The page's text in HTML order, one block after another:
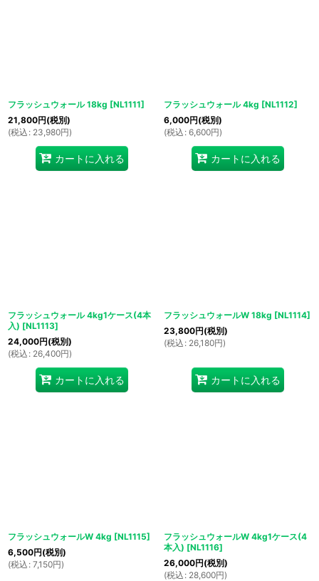
フラッシュウォール 18kg [NL1111]
21,800円(税別)
(税込 : 23,980円)
カートに入れる
フラッシュウォール 4kg [NL1112]
6,000円(税別)
(税込 : 6,600円)
カートに入れる
フラッシュウォール 4kg1ケース(4本
入) [NL1113]
24,000円(税別)
(税込 : 26,400円)
カートに入れる
フラッシュウォールW 18kg [NL1114]
23,800円(税別)
(税込 : 26,180円)
カートに入れる
フラッシュウォールW 4kg [NL1115]
6,500円(税別)
(税込 : 7,150円)
フラッシュウォールW 4kg1ケース(4
本入) [NL1116]
26,000円(税別)
(税込 : 28,600円)